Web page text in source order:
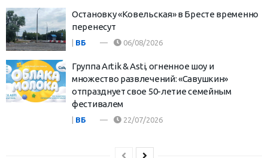
Остановку «Ковельская» в Бресте временно
перенесут
ВБ 06/08/2026
Группа Artik & Asti, огненное шоу и
множество развлечений: «Савушкин»
отпразднует свое 50-летие семейным
фестивалем
| ВБ 22/07/2026